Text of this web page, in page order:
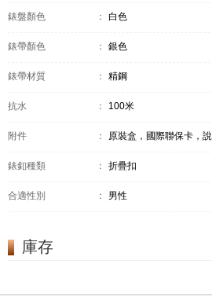
錶盤顏色 ： 白色
錶帶顏色 ： 銀色
錶帶材質 ： 精鋼
抗水 ： 100米
附件 ： 原裝盒，國際聯保卡，
錶釦種類 ： 折疊扣
合適性別 ： 男性
庫存